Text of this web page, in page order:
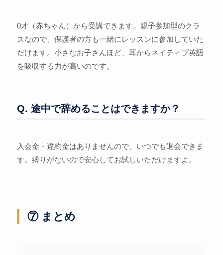
0才（赤ちゃん）から受講できます。親子参加型のクラ
スなので、保護者の方も一緒にレッスンに参加していた
だけます。小さなお子さんほど、耳からネイティブ英語
を吸収する力が高いのです。
Q. 途中で辞めることはできますか？
入会金・違約金はありませんので、いつでも退会できま
す。縛りがないので安心してお試しいただけますよ。
⑦ まとめ